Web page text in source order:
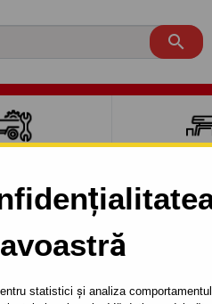
statistici și analiza

şuruburi - din 2007-2011